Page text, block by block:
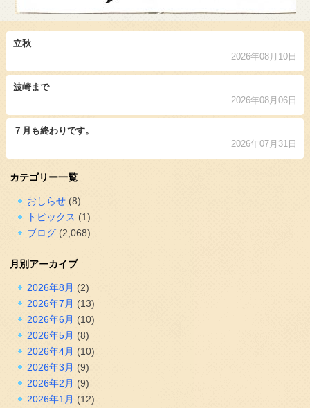
立秋
2026年08月10日
波崎まで
2026年08月06日
７月も終わりです。
2026年07月31日
カテゴリー一覧
おしらせ(8)
トピックス (1)
ブログ(2,068)
月別アーカイブ
2026年8月 (2)
2026年7月 (13)
2026年6月 (10)
2026年5月 (8)
2026年4月 (10)
2026年3月 (9)
2026年2月 (9)
2026年1月 (12)